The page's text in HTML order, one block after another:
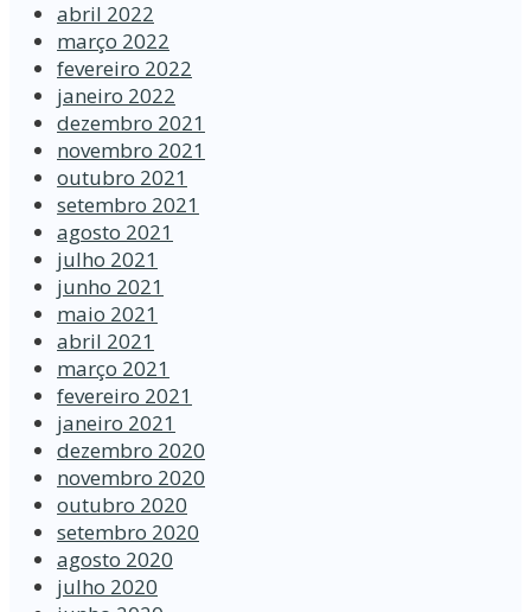
abril 2022
março 2022
fevereiro 2022
janeiro 2022
dezembro 2021
novembro 2021
outubro 2021
setembro 2021
agosto 2021
julho 2021
junho 2021
maio 2021
abril 2021
março 2021
fevereiro 2021
janeiro 2021
dezembro 2020
novembro 2020
outubro 2020
setembro 2020
agosto 2020
julho 2020